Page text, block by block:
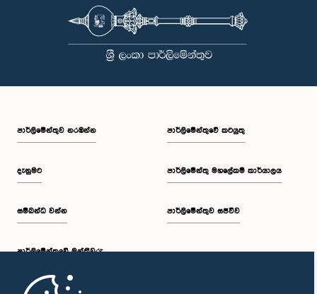
පාර්ලි‌මේන්තුව නරඹන්න
දැනුමට
සම්බන්ධ වන්න
පාර්ලි‌මේන්තුවේ මන්ත්‍රීවරු
මුල් පිටුව
පාර්ලිමේන්තුවේ කටයුතු
පාර්ලිමේන්තු මහලේකම් කාර්යාලය
පාර්ලිමේන්තුව සජීවීව